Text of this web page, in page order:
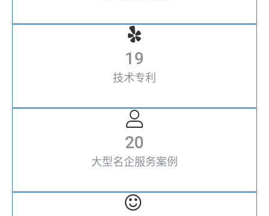
19
技术专利
20
大型名企服务案例